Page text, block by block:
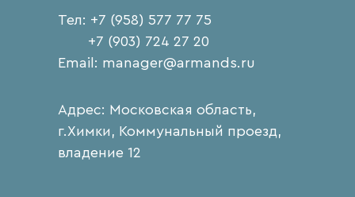
Тел: +7 (958) 577 77 75
+7 (903) 724 27 20
Email: manager@armands.ru
Адрес: Московская область,
г.Химки, Коммунальный проезд,
владение 12